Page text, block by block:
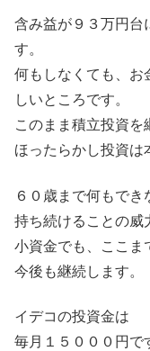
含み益が９３万円台
す。
何もしなくても、お
しいところです。
このまま積立投資を
ほったらかし投資は
６０歳まで何もでき
持ち続けることの威
小資金でも、ここま
今後も継続します。
イデコの投資金は
毎月１５０００円で